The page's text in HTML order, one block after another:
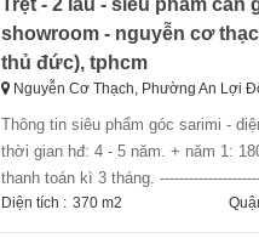
Trệt - 2 lầu - siêu phẩm căn
showroom - nguyễn cơ
thủ đức), tphcm
Nguyễn Cơ Thạch, Phường An Lợi
thông tin siêu phẩm góc sarimi - diện tích 11.1 x 11.4 - gồm: 1 trệt, 2 lầu. - diện tích sử dụng: 370m2. -
thời gian hđ: 4 - 5 năm. + năm 1:
thanh toán kì 3 tháng.
Diện tích : 370 m2